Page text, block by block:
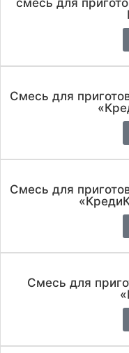
смесь для
Смесь для
Смесь для
Смесь для